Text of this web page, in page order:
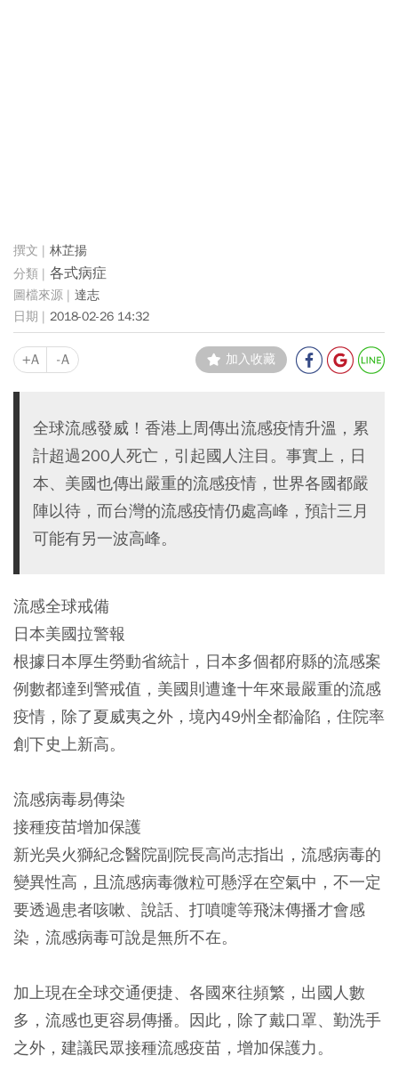
林芷揚
各式病症
達志
2018-02-26 14:32
+A -A 加入收藏
全球流感發威！香港上周傳出流感疫情升溫，累
計超過200人死亡，引起國人注目。事實上，日
本、美國也傳出嚴重的流感疫情，世界各國都嚴
陣以待，而台灣的流感疫情仍處高峰，預計三月
可能有另一波高峰。
流感全球戒備
日本美國拉警報
根據日本厚生勞動省統計，日本多個都府縣的流感案
例數都達到警戒值，美國則遭逢十年來最嚴重的流感
疫情，除了夏威夷之外，境內49州全都淪陷，住院率
創下史上新高。
流感病毒易傳染
接種疫苗增加保護
新光吳火獅紀念醫院副院長高尚志指出，流感病毒的
變異性高，且流感病毒微粒可懸浮在空氣中，不一定
要透過患者咳嗽、說話、打噴嚏等飛沫傳播才會感
染，流感病毒可說是無所不在。
加上現在全球交通便捷、各國來往頻繁，出國人數
多，流感也更容易傳播。因此，除了戴口罩、勤洗手
之外，建議民眾接種流感疫苗，增加保護力。